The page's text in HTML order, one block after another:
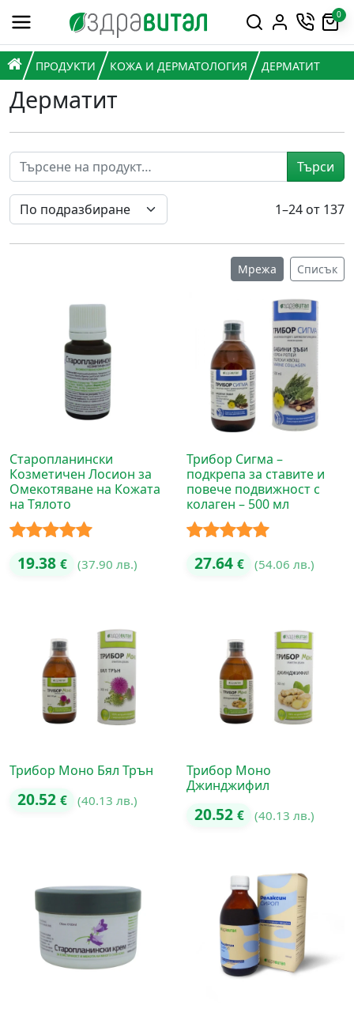
Премини към съдържанието
Горна навигация
0
Главна навигация
НАЧАЛО
ПРОДУКТИ КОЖА И ДЕРМАТОЛОГИЯ ДЕРМАТИТ
Дерматит
1–24 от 137
Търси
Мрежа Списък
Старопланински
Козметичен Лосион за
Омекотяване на Кожата
на Тялото
Оценено с
19.38 € (37.90 лв.)
Трибор Сигма –
подкрепа за ставите и
повече подвижност с
колаген – 500 мл
Оценено с
27.64 € (54.06 лв.)
Трибор Моно Бял Трън
20.52 € (40.13 лв.)
Трибор Моно
Джинджифил
20.52 € (40.13 лв.)